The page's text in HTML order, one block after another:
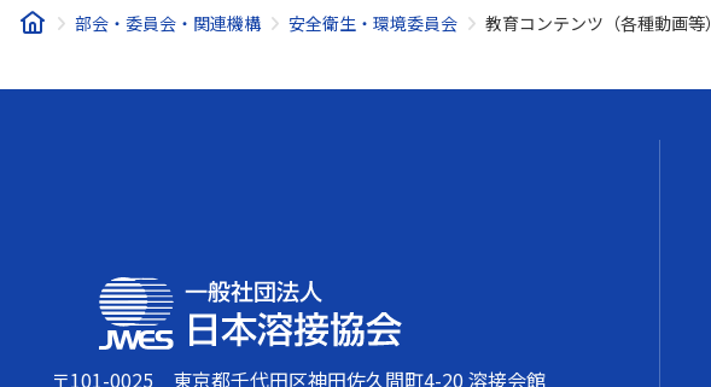
部会・委員会・関連機構 安全衛生・環境委員会 教育コンテンツ（各種動画等）
〒101-0025 東京都千代田区神田佐久間町4-20 溶接会館